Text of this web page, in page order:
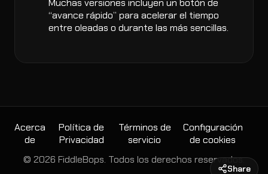
Muchas versiones incluyen un botón de
“avance rápido” para acelerar el tiempo
entre oleadas o durante las más sencillas.
Acerca
de
Política de
Privacidad
Términos de
servicio
Configuración
de cookies
© 2026 FiddleBops. Todos los derechos reservados.
Share